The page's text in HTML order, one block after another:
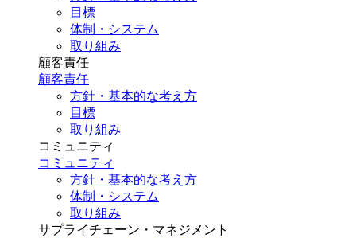
目標
体制・システム
取り組み
顧客責任
顧客責任
方針・基本的な考え方
目標
取り組み
コミュニティ
コミュニティ
方針・基本的な考え方
体制・システム
取り組み
サプライチェーン・マネジメント